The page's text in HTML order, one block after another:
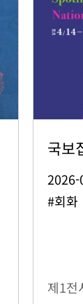
국보
#회화
제1전